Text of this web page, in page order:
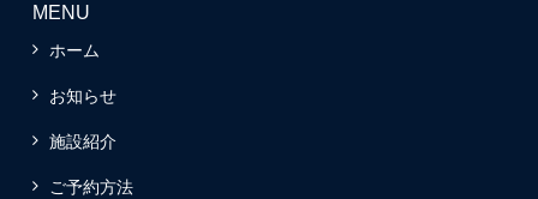
MENU
ホーム
お知らせ
施設紹介
ご予約方法